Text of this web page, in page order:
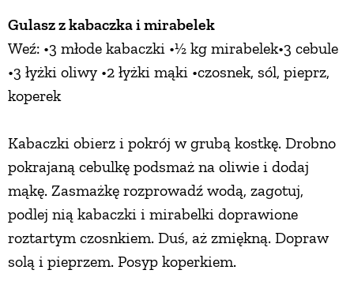
Gulasz z kabaczka i mirabelek
Weź: •3 młode kabaczki •½ kg mirabelek•3 cebule
•3 łyżki oliwy •2 łyżki mąki •czosnek, sól, pieprz,
koperek
Kabaczki obierz i pokrój w grubą kostkę. Drobno
pokrajaną cebulkę podsmaż na oliwie i dodaj
mąkę. Zasmażkę rozprowadź wodą, zagotuj,
podlej nią kabaczki i mirabelki doprawione
roztartym czosnkiem. Duś, aż zmiękną. Dopraw
solą i pieprzem. Posyp koperkiem.